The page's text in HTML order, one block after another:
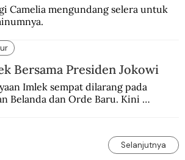
Camelia mengundang selera untuk
Bersama Presiden Jokowi
Imlek sempat dilarang pada
Belanda dan Orde Baru. Kini
Selanjutnya